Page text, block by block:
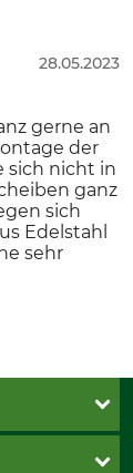
28.05.2023
gerne an
der
sich nicht in
ganz
sich
Edelstahl
sehr